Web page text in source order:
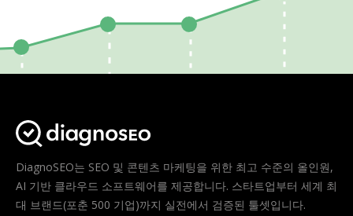
DiagnoSEO는 SEO 및 콘텐츠 마케팅을 위한 최고 수준의 올인원,
AI 기반 클라우드 소프트웨어를 제공합니다. 스타트업부터 세계 최
대 브랜드(포춘 500 기업)까지 실전에서 검증된 툴셋입니다.